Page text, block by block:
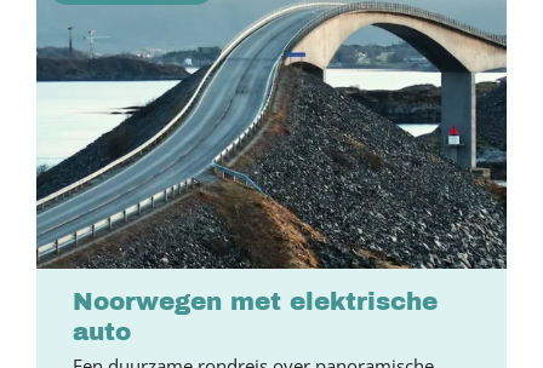
Noorwegen met elektrische
auto